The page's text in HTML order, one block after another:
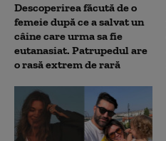
Descoperirea făcută de o
femeie după ce a salvat un
câine care urma sa fie
eutanasiat. Patrupedul are
o rasă extrem de rară